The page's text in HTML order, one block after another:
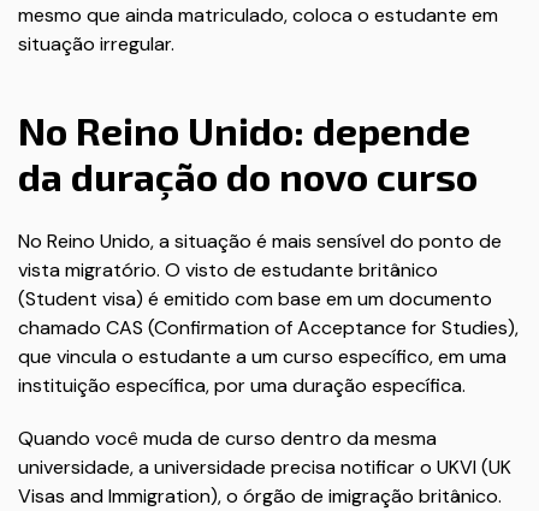
mesmo que ainda matriculado, coloca o estudante em
situação irregular.
No Reino Unido: depende
da duração do novo curso
No Reino Unido, a situação é mais sensível do ponto de
vista migratório. O visto de estudante britânico
(Student visa) é emitido com base em um documento
chamado CAS (Confirmation of Acceptance for Studies),
que vincula o estudante a um curso específico, em uma
instituição específica, por uma duração específica.
Quando você muda de curso dentro da mesma
universidade, a universidade precisa notificar o UKVI (UK
Visas and Immigration), o órgão de imigração britânico.